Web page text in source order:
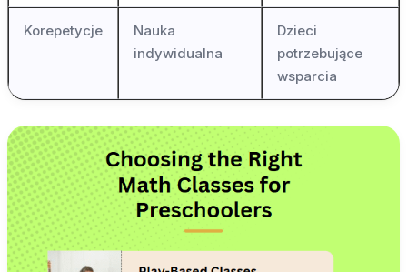
Korepetycje
Nauka
indywidualna
Dzieci
potrzebujące
wsparcia